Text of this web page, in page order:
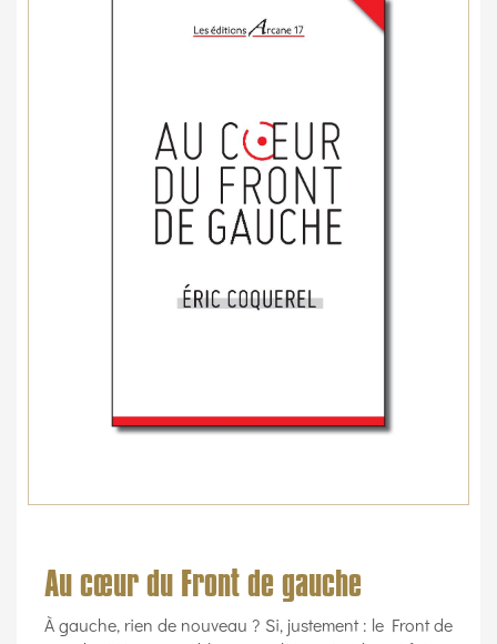
Au cœur du Front de gauche
À gauche, rien de nouveau ? Si, justement : le Front de